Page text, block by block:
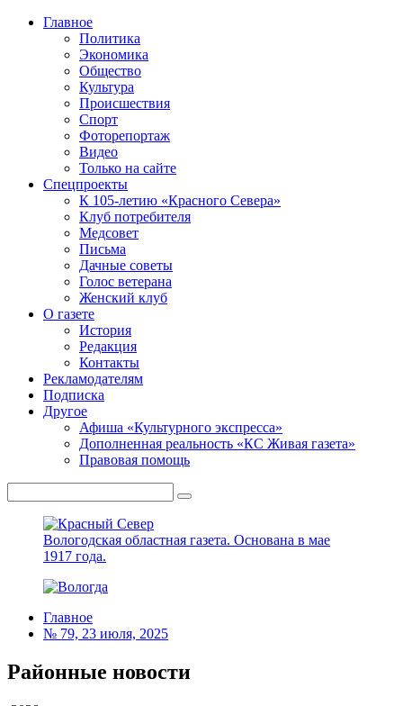
Главное
Политика
Экономика
Общество
Культура
Происшествия
Спорт
Фоторепортаж
Видео
Только на сайте
Спецпроекты
К 105-летию «Красного Севера»
Клуб потребителя
Медсовет
Письма
Дачные советы
Голос ветерана
Женский клуб
О газете
История
Редакция
Контакты
Рекламодателям
Подписка
Другое
Афиша «Культурного экспресса»
Дополненная реальность «КС Живая газета»
Правовая помощь
Вологодская областная газета. Основана в мае
1917 года.
Главное
№ 79, 23 июля, 2025
Районные новости